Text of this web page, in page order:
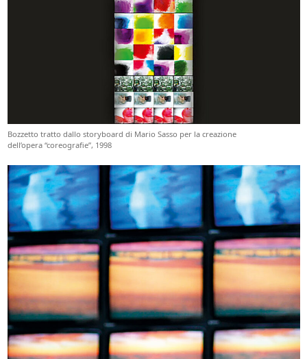
Bozzetto tratto dallo storyboard di Mario Sasso per la creazione
dell’opera “coreografie”, 1998